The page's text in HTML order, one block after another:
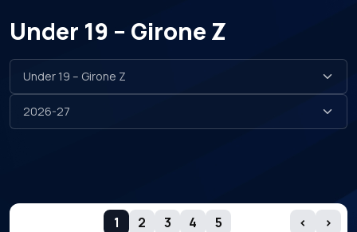
Under 19 – Girone Z
1 2 3 4 5 ‹ ›